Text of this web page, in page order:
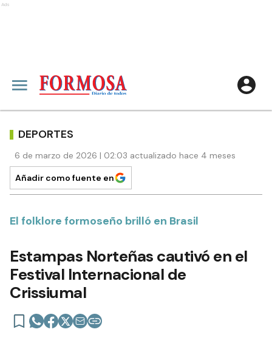
Ads
DEPORTES
6 de marzo de 2026 | 02:03 actualizado hace 4 meses
Añadir como fuente en
El folklore formoseño brilló en Brasil
Estampas Norteñas cautivó en el
Festival Internacional de
Crissiumal